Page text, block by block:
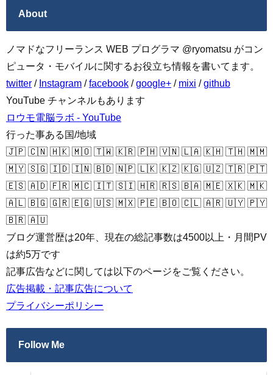
About
ノマドなフリーランス WEB プログラマ @ryomatsu がコン
ピュータ・モバイルに関するお役立ち情報を書いてます。
twitter / Instagram /facebook /google+ / mixi /github
YouTube チャンネルもあります
ロウモ電脳ラボ - YouTube
行った事ある国/地域
🇯🇵 🇨🇳 🇭🇰 🇲🇴 🇹🇼 🇰🇷 🇵🇭 🇻🇳 🇱🇦 🇰🇭 🇹🇭 🇲🇲
🇲🇾 🇸🇬 🇮🇩 🇮🇳 🇧🇩 🇳🇵 🇱🇰 🇰🇿 🇰🇬 🇺🇿 🇹🇷 🇵🇹
🇪🇸 🇦🇩 🇫🇷 🇲🇨 🇮🇹 🇸🇮 🇭🇷 🇷🇸 🇧🇦 🇲🇪 🇽🇰 🇲🇰
🇦🇱 🇧🇬 🇬🇷 🇪🇬 🇺🇸 🇲🇽 🇵🇪 🇧🇴 🇨🇱 🇦🇷 🇺🇾 🇵🇾
🇧🇷 🇦🇺
ブログ運営歴は20年、現在の総記事数は4500以上・月間PV
は約5万です
記事広告などに関しては以下のページをご覧ください。
広告掲載・記事広告について
プライバシーポリシー
Follow Me